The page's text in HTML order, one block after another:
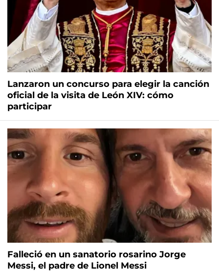
Lanzaron un concurso para elegir la canción
oficial de la visita de León XIV: cómo
participar
Falleció en un sanatorio rosarino Jorge
Messi, el padre de Lionel Messi